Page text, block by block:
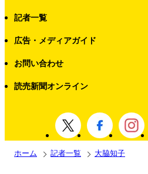
記者一覧
広告・メディアガイド
お問い合わせ
読売新聞オンライン
ホーム 記者一覧 大脇知子